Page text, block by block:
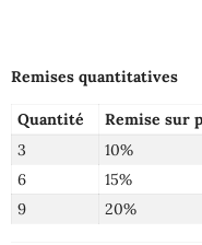
Remises quantitatives
Quantité Remise sur
3
10%
6
15%
9
20%